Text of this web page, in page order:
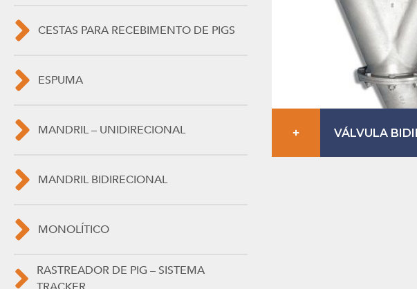
CESTAS PARA RECEBIMENTO DE PIGS
ESPUMA
MANDRIL – UNIDIRECIONAL
MANDRIL BIDIRECIONAL
MONOLÍTICO
RASTREADOR DE PIG – SISTEMA
VÁLVULA